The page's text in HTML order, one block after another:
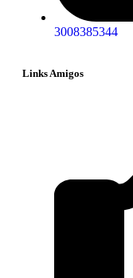
3008385344
Links Amigos